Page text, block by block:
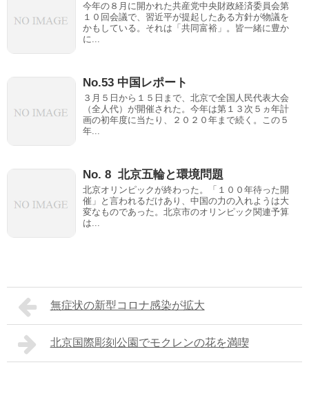
今年の８月に開かれた共産党中央財政経済委員会第
１０回会議で、習近平が提起したある方針が物議を
かもしている。それは「共同富裕」。皆一緒に豊か
に...
No.53 中国レポート
３月５日から１５日まで、北京で全国人民代表大会
（全人代）が開催された。今年は第１３次５ヵ年計
画の初年度に当たり、２０２０年まで続く。この５
年...
No. 8 北京五輪と環境問題
北京オリンピックが終わった。「１００年待った開
催」と言われるだけあり、中国の力の入れようは大
変なものであった。北京市のオリンピック関連予算
は...
無症状の新型コロナ感染が拡大
北京国際彫刻公園でモクレンの花を満喫